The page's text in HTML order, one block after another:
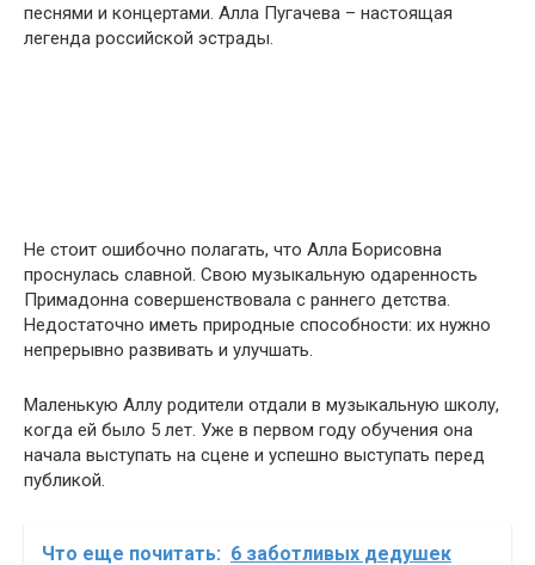
песнями и концертами. Алла Пугачева – настоящая
легенда российской эстрады.
Не стоит ошибочно полагать, что Алла Борисовна
проснулась славной. Свою музыкальную одаренность
Примадонна совершенствовала с раннего детства.
Недостаточно иметь природные способности: их нужно
непрерывно развивать и улучшать.
Маленькую Аллу родители отдали в музыкальную школу,
когда ей было 5 лет. Уже в первом году обучения она
начала выступать на сцене и успешно выступать перед
публикой.
Что еще почитать: 6 заботливых дедушек